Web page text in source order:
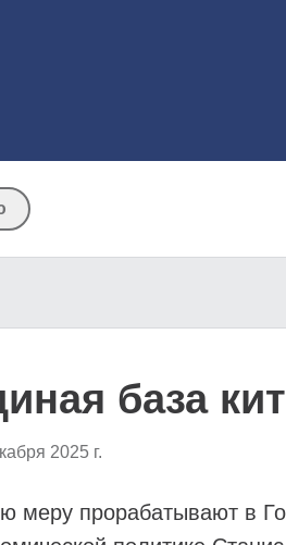
база
2025 г.
меру прорабатывают в